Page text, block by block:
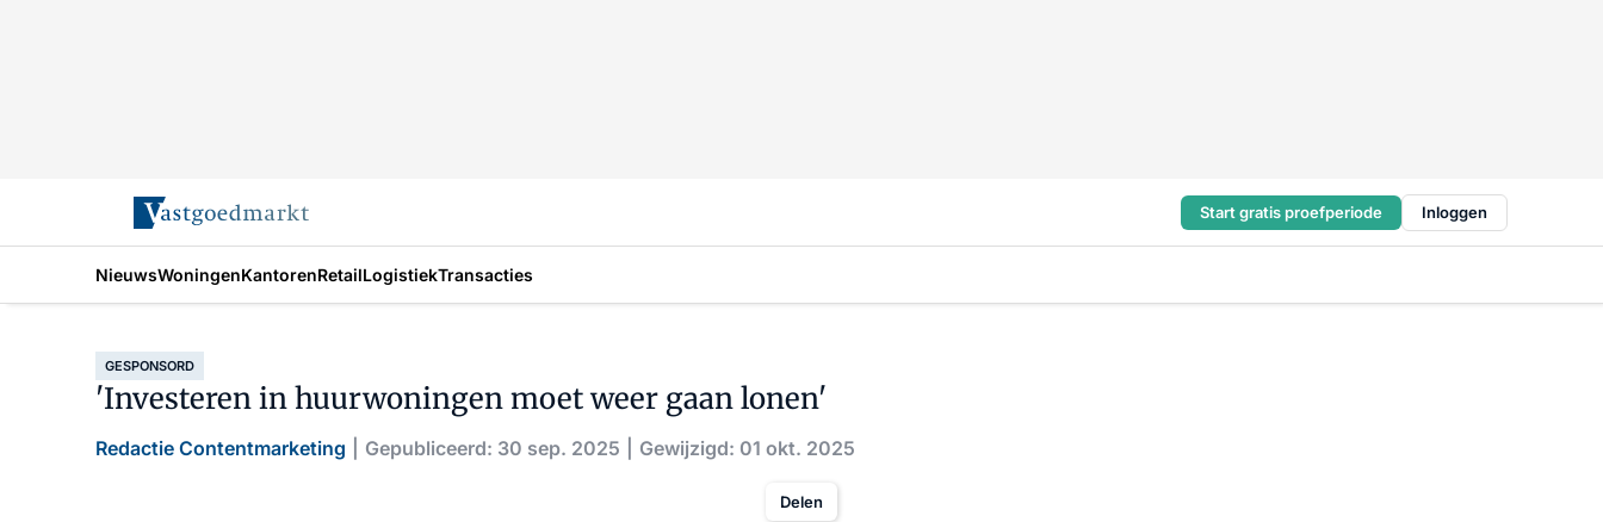
Start gratis proefperiode Inloggen
NieuwsWoningenKantorenRetailLogistiekTransacties
GESPONSORD
'Investeren in huurwoningen moet weer gaan lonen'
Redactie Contentmarketing Gepubliceerd: 30 sep. 2025 Gewijzigd: 01 okt. 2025
Delen